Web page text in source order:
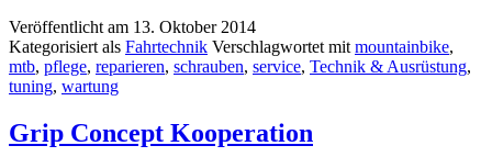
Tuning
Workshops
Veröffentlicht am 13. Oktober 2014
Kategorisiert als Fahrtechnik Verschlagwortet mit mountainbike,
mtb, pflege, reparieren, schrauben, service, Technik & Ausrüstung,
tuning, wartung
Grip Concept Kooperation